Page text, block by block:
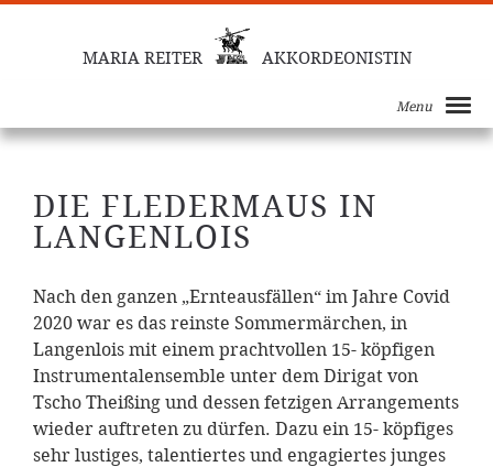
MARIA REITER AKKORDEONISTIN
Menu
DIE FLEDERMAUS IN
LANGENLOIS
Nach den ganzen „Ernteausfällen“ im Jahre Covid
2020 war es das reinste Sommermärchen, in
Langenlois mit einem prachtvollen 15- köpfigen
Instrumentalensemble unter dem Dirigat von
Tscho Theißing und dessen fetzigen Arrangements
wieder auftreten zu dürfen. Dazu ein 15- köpfiges
sehr lustiges, talentiertes und engagiertes junges